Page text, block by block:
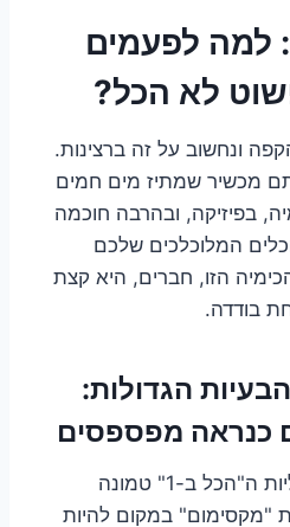
למה לפעמים
ונחשוב על זה ברצינות.
מכשיר שמתיז מים חמים
בפיזיקה, ובהרבה חוכמה
המלוכלכים שלכם
הזו, חברים, היא קצת
בודדה.
הגדולות:
כנראה מפספסים
הבעיה העיקרית עם טבליות ה"הכל ב-1" טמונה
"מקסימום" במקום להיות